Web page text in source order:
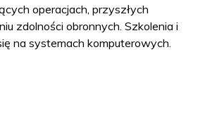
operacjach, przyszłych
zdolności obronnych. Szkolenia i
na systemach komputerowych.